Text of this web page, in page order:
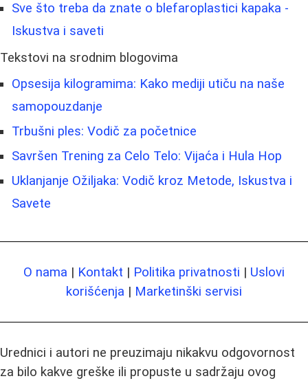
Sve što treba da znate o blefaroplastici kapaka -
Iskustva i saveti
Tekstovi na srodnim blogovima
Opsesija kilogramima: Kako mediji utiču na naše
samopouzdanje
Trbušni ples: Vodič za početnice
Savršen Trening za Celo Telo: Vijaća i Hula Hop
Uklanjanje Ožiljaka: Vodič kroz Metode, Iskustva i
Savete
O nama | Kontakt | Politika privatnosti | Uslovi
korišćenja | Marketinški servisi
Urednici i autori ne preuzimaju nikakvu odgovornost
za bilo kakve greške ili propuste u sadržaju ovog